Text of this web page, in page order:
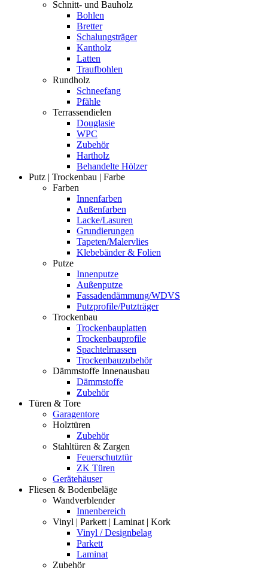
Schnitt- und Bauholz
Bohlen
Bretter
Schalungsträger
Kantholz
Latten
Traufbohlen
Rundholz
Schneefang
Pfähle
Terrassendielen
Douglasie
WPC
Zubehör
Hartholz
Behandelte Hölzer
Putz | Trockenbau | Farbe
Farben
Innenfarben
Außenfarben
Lacke/Lasuren
Grundierungen
Tapeten/Malervlies
Klebebänder & Folien
Putze
Innenputze
Außenputze
Fassadendämmung/WDVS
Putzprofile/Putzträger
Trockenbau
Trockenbauplatten
Trockenbauprofile
Spachtelmassen
Trockenbauzubehör
Dämmstoffe Innenausbau
Dämmstoffe
Zubehör
Türen & Tore
Garagentore
Holztüren
Zubehör
Stahltüren & Zargen
Feuerschutztür
ZK Türen
Gerätehäuser
Fliesen & Bodenbeläge
Wandverblender
Innenbereich
Vinyl | Parkett | Laminat | Kork
Vinyl / Designbelag
Parkett
Laminat
Zubehör